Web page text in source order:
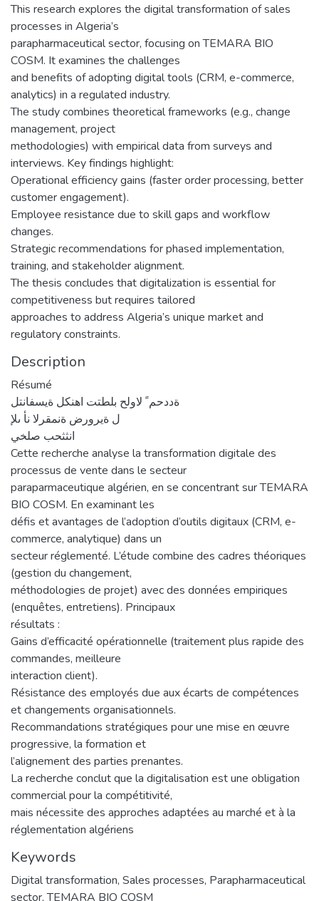
This research explores the digital transformation of sales
processes in Algeria’s
parapharmaceutical sector, focusing on TEMARA BIO
COSM. It examines the challenges
and benefits of adopting digital tools (CRM, e-commerce,
analytics) in a regulated industry.
The study combines theoretical frameworks (e.g., change
management, project
methodologies) with empirical data from surveys and
interviews. Key findings highlight:
Operational efficiency gains (faster order processing, better
customer engagement).
Employee resistance due to skill gaps and workflow
changes.
Strategic recommendations for phased implementation,
training, and stakeholder alignment.
The thesis concludes that digitalization is essential for
competitiveness but requires tailored
approaches to address Algeria’s unique market and
regulatory constraints.
Description
Résumé
ةددحم ً لاولح بلطتت اهنكل ةيسفانتل
ل ةيرورض ةنمقرلا نأ ىلإ
انثثحب صلخي
Cette recherche analyse la transformation digitale des
processus de vente dans le secteur
paraparmaceutique algérien, en se concentrant sur TEMARA
BIO COSM. En examinant les
défis et avantages de l’adoption d’outils digitaux (CRM, e-
commerce, analytique) dans un
secteur réglementé. L’étude combine des cadres théoriques
(gestion du changement,
méthodologies de projet) avec des données empiriques
(enquêtes, entretiens). Principaux
résultats :
Gains d’efficacité opérationnelle (traitement plus rapide des
commandes, meilleure
interaction client).
Résistance des employés due aux écarts de compétences
et changements organisationnels.
Recommandations stratégiques pour une mise en œuvre
progressive, la formation et
l’alignement des parties prenantes.
La recherche conclut que la digitalisation est une obligation
commercial pour la compétitivité,
mais nécessite des approches adaptées au marché et à la
réglementation algériens
Keywords
Digital transformation, Sales processes, Parapharmaceutical
sector,TEMARA BIO COSM